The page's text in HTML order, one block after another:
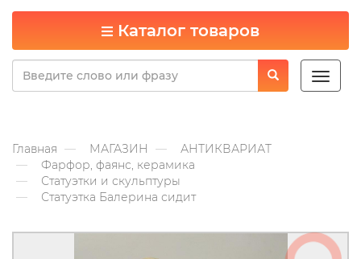
Каталог товаров
Toggle
Главная МАГАЗИН
АНТИКВАРИАТ
Фарфор, фаянс, керамика
Статуэтки и скульптуры
Статуэтка Балерина сидит